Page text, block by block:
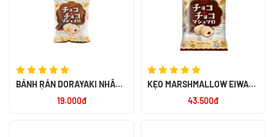
BÁNH RÁN DORAYAKI NHÂN
19.000đ
KẸO MARSHMALLOW EIWA
CHOCO & CHOCO
43.500đ